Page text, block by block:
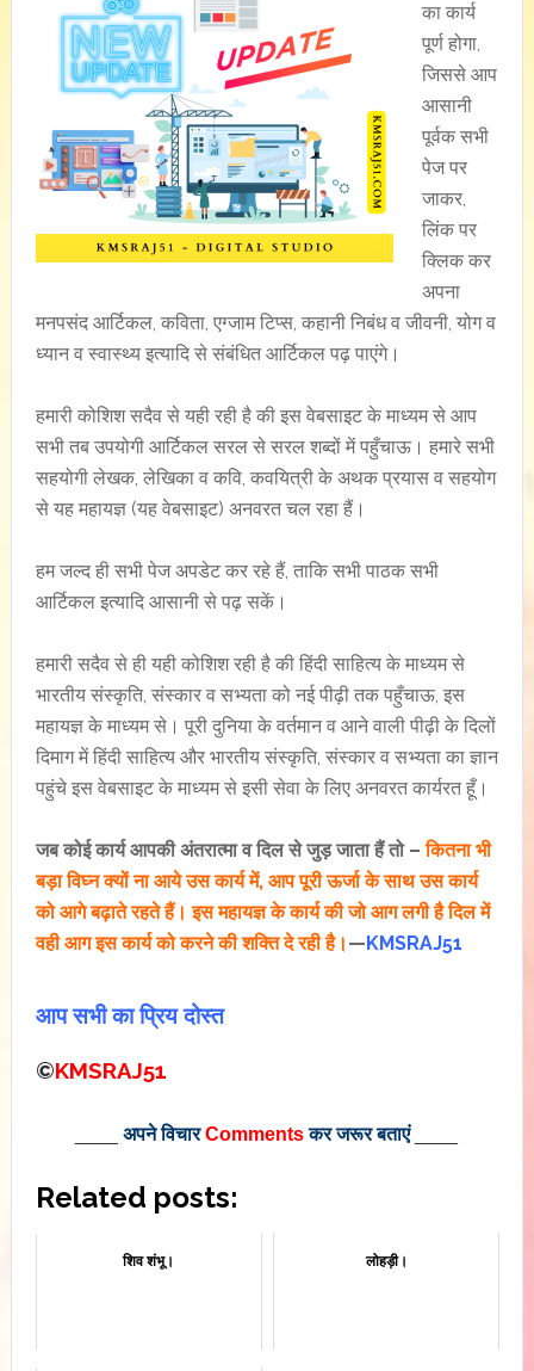
का कार्य
पूर्ण होगा,
जिससे आप
आसानी
पूर्वक सभी
पेज पर
जाकर,
लिंक पर
क्लिक कर
अपना
मनपसंद आर्टिकल, कविता, एग्जाम टिप्स, कहानी निबंध व जीवनी, योग व
ध्यान व स्वास्थ्य इत्यादि से संबंधित आर्टिकल पढ़ पाएंगे।
हमारी कोशिश सदैव से यही रही है की इस वेबसाइट के माध्यम से आप
सभी तब उपयोगी आर्टिकल सरल से सरल शब्दों में पहुँचाऊ। हमारे सभी
सहयोगी लेखक, लेखिका व कवि, कवयित्री के अथक प्रयास व सहयोग
से यह महायज्ञ (यह वेबसाइट) अनवरत चल रहा हैं।
हम जल्द ही सभी पेज अपडेट कर रहे हैं, ताकि सभी पाठक सभी
आर्टिकल इत्यादि आसानी से पढ़ सकें।
हमारी सदैव से ही यही कोशिश रही है की हिंदी साहित्य के माध्यम से
भारतीय संस्कृति, संस्कार व सभ्यता को नई पीढ़ी तक पहुँचाऊ, इस
महायज्ञ के माध्यम से। पूरी दुनिया के वर्तमान व आने वाली पीढ़ी के दिलों
दिमाग में हिंदी साहित्य और भारतीय संस्कृति, संस्कार व सभ्यता का ज्ञान
पहुंचे इस वेबसाइट के माध्यम से इसी सेवा के लिए अनवरत कार्यरत हूँ।
जब कोई कार्य आपकी अंतरात्मा व दिल से जुड़ जाता हैं तो –कितना भी
बड़ा विघ्न क्यों ना आये उस कार्य में, आप पूरी ऊर्जा के साथ उस कार्य
को आगे बढ़ाते रहते हैं। इस महायज्ञ के कार्य की जो आग लगी है दिल में
वही आग इस कार्य को करने की शक्ति दे रही है। —KMSRAJ51
आप सभी का प्रिय दोस्त
©KMSRAJ51
____अपने विचारCommentsकर जरूर बताएं____
Related posts:
शिव शंभू। लोहड़ी।